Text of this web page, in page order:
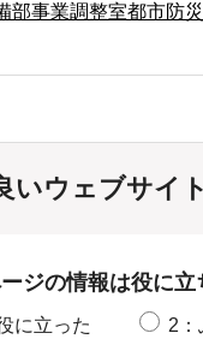
部事業調整室都市防
いウェブサイ
ジの情報は役に立
に立った 2：